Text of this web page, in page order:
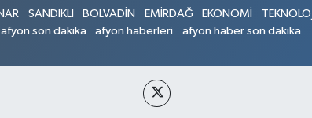
SANDIKLI BOLVADİN EMİRDAĞ EKONOMİ TEKNOLOJİ
afyon son dakika afyon haberleri afyon haber son dakika